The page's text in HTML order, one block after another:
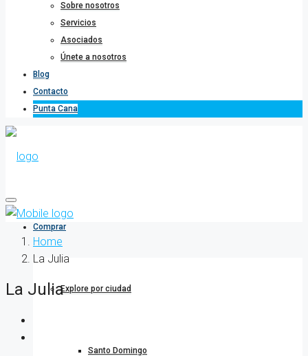
Sobre nosotros
Servicios
Asociados
Únete a nosotros
Blog
Contacto
Punta Cana
Comprar
Explore por ciudad
Santo Domingo
Home
La Julia
La Julia